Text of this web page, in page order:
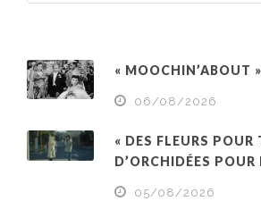
« MOOCHIN’ABOUT
06/08/2026
« DES FLEURS POUR
D’ORCHIDÉES
05/08/2026